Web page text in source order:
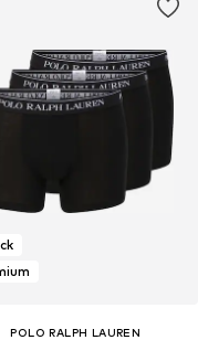
POLO RALPH LAUREN